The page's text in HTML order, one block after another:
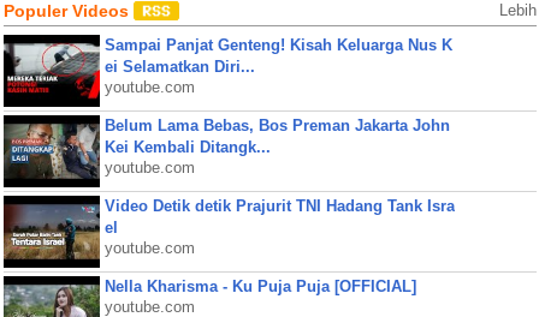
Populer Videos Lebih
Sampai Panjat Genteng! Kisah Keluarga Nus K
ei Selamatkan Diri...
youtube.com
Belum Lama Bebas, Bos Preman Jakarta John
Kei Kembali Ditangk...
youtube.com
Video Detik detik Prajurit TNI Hadang Tank Isra
el
youtube.com
Nella Kharisma - Ku Puja Puja [OFFICIAL]
youtube.com